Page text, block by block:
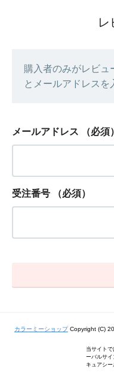
レ
購入者のみがレビュ
とメールアドレスを
メールアドレス （必須）
受注番号 （必須）
カラーミーショップ Copyright (C)
当サイト
ーバルサ
キュアシ